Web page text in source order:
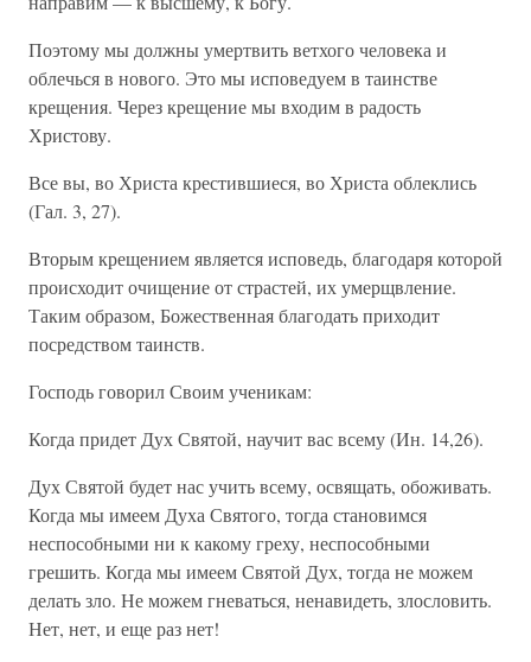
Поэтому мы должны умертвить ветхого человека и
облечься в нового. Это мы исповедуем в таинстве
крещения. Через крещение мы входим в радость
Христову.
Все вы, во Христа крестившиеся, во Христа облеклись
(Гал. 3, 27).
Вторым крещением является исповедь, благодаря которой
происходит очищение от страстей, их умерщвление.
Таким образом, Божественная благодать приходит
посредством таинств.
Господь говорил Своим ученикам:
Когда придет Дух Святой, научит вас всему (Ин. 14,26).
Дух Святой будет нас учить всему, освящать, обоживать.
Когда мы имеем Духа Святого, тогда становимся
неспособными ни к какому греху, неспособными
грешить. Когда мы имеем Святой Дух, тогда не можем
делать зло. Не можем гневаться, ненавидеть, злословить.
Нет, нет, и еще раз нет!